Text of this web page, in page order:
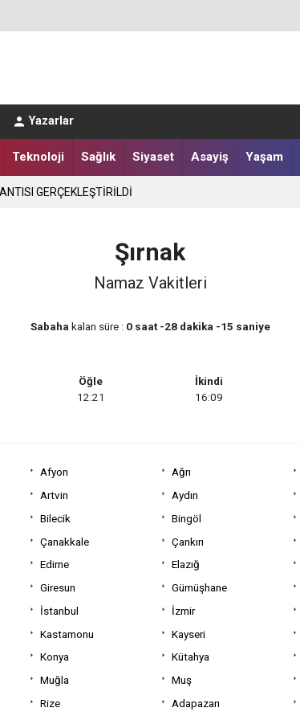
Yazarlar
Teknoloji Sağlık Siyaset Asayiş Yaşam
GERÇEKLEŞTİRİLDİ
Şırnak
Namaz Vakitleri
Sabaha kalan süre : 0 saat -28 dakika -15 saniye
Öğle
12:21
İkindi
16:09
Afyon Ağrı
Artvin Aydın
Bilecik Bingöl
Çanakkale Çankırı
Edirne Elazığ
Giresun Gümüşhane
İstanbul İzmir
Kastamonu Kayseri
Konya Kütahya
Muğla Muş
Rize Adapazarı